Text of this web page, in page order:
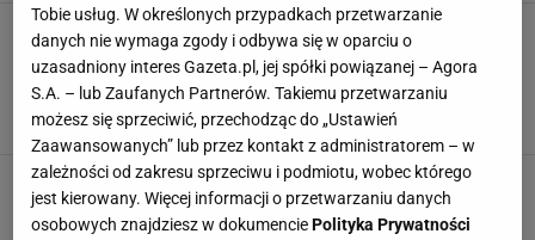
Ten rok był dla Wielkiej Orkiestry Świątecznej
Pomocy prawdziwą perełką. Padł historyczny
rekord
JERZY OWSIAK PIENIĄDZE
WIELKA ORKIESTRA ŚWIĄTECZNEJ POMOCY WOŚP
Wielka Orkiestra Świątecznej Pomocy. Tyle
zarabia na zbiórce Jerzy Owsiak. Rozlicza się
co do grosza
Tobie usług. W określonych przypadkach przetwarzanie
danych nie wymaga zgody i odbywa się w oparciu o
uzasadniony interes Gazeta.pl, jej spółki powiązanej – Agora
S.A. – lub Zaufanych Partnerów. Takiemu przetwarzaniu
możesz się sprzeciwić, przechodząc do „Ustawień
Zaawansowanych” lub przez kontakt z administratorem – w
zależności od zakresu sprzeciwu i podmiotu, wobec którego
jest kierowany. Więcej informacji o przetwarzaniu danych
osobowych znajdziesz w dokumenciePolityka Prywatności